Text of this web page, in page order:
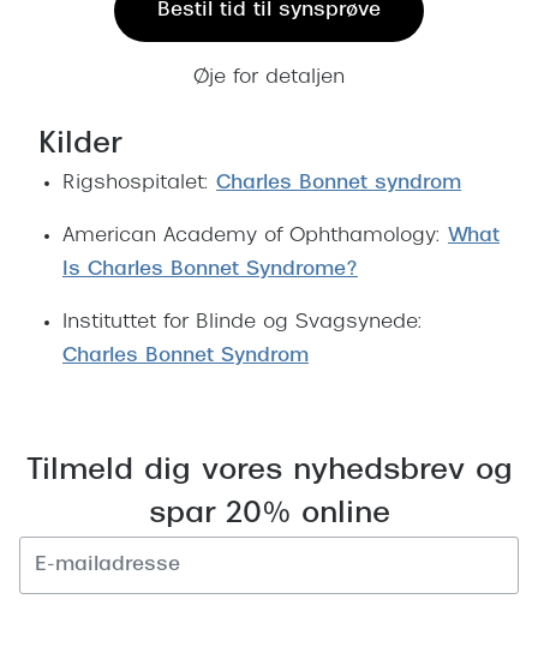
Bestil tid til synsprøve
Øje for detaljen
Kilder
Rigshospitalet: Charles Bonnet syndrom
American Academy of Ophthamology: What
Is Charles Bonnet Syndrome?
Instituttet for Blinde og Svagsynede:
Charles Bonnet Syndrom
Tilmeld dig vores nyhedsbrev og
spar 20% online